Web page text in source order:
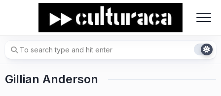
Gillian Anderson